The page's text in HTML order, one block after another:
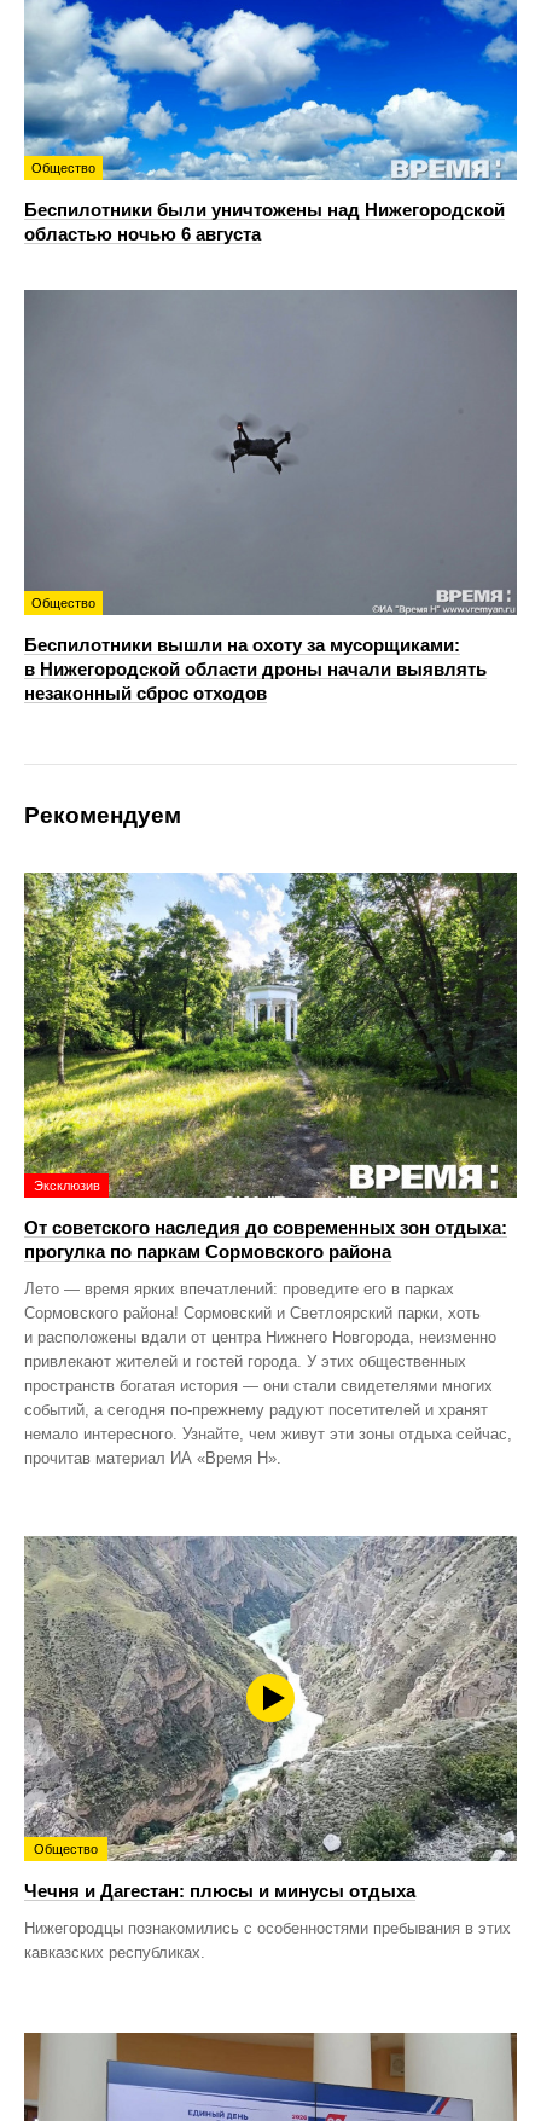
Общество
Беспилотники были уничтожены над Нижегородской
областью ночью 6 августа
Общество
Беспилотники вышли на охоту за мусорщиками:
в Нижегородской области дроны начали выявлять
незаконный сброс отходов
Рекомендуем
Эксклюзив
От советского наследия до современных зон отдыха:
прогулка по паркам Сормовского района
Лето — время ярких впечатлений: проведите его в парках
Сормовского района! Сормовский и Светлоярский парки, хоть
и расположены вдали от центра Нижнего Новгорода, неизменно
привлекают жителей и гостей города. У этих общественных
пространств богатая история — они стали свидетелями многих
событий, а сегодня по‑прежнему радуют посетителей и хранят
немало интересного. Узнайте, чем живут эти зоны отдыха сейчас,
прочитав материал ИА «Время Н».
Общество
Чечня и Дагестан: плюсы и минусы отдыха
Нижегородцы познакомились с особенностями пребывания в этих
кавказских республиках.